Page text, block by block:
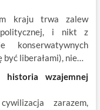
kraju trwa zalew
politycznej, i nikt z
liberałami), nie…
wzajemnej
zarazem,